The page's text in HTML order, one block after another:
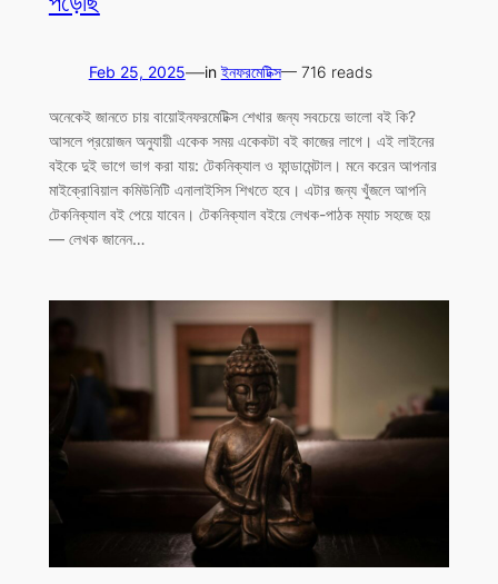
Feb 25, 2025—inইনফরমেটিক্স— 716 reads
অনেকেই জানতে চায় বায়োইনফরমেটিক্স শেখার জন্য সবচেয়ে ভালো বই কি?
আসলে প্রয়োজন অনুযায়ী একেক সময় একেকটা বই কাজের লাগে। এই লাইনের
বইকে দুই ভাগে ভাগ করা যায়: টেকনিক্যাল ও ফান্ডামেন্টাল। মনে করেন আপনার
মাইক্রোবিয়াল কমিউনিটি এনালাইসিস শিখতে হবে। এটার জন্য খুঁজলে আপনি
টেকনিক্যাল বই পেয়ে যাবেন। টেকনিক্যাল বইয়ে লেখক-পাঠক ম্যাচ সহজে হয়
— লেখক জানেন…